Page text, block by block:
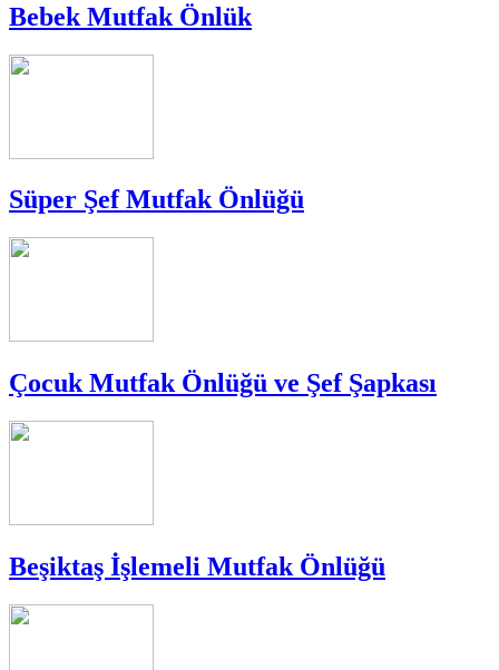
Bebek Mutfak Önlük
Süper Şef Mutfak Önlüğü
Çocuk Mutfak Önlüğü ve Şef Şapkası
Beşiktaş İşlemeli Mutfak Önlüğü